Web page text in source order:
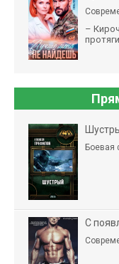
–
Боевая
С